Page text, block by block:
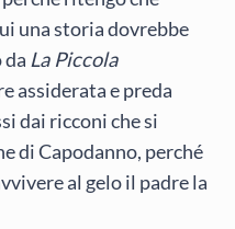
una storia dovrebbe
La Piccola
assiderata e preda
dai ricconi che si
di Capodanno, perché
al gelo il padre la